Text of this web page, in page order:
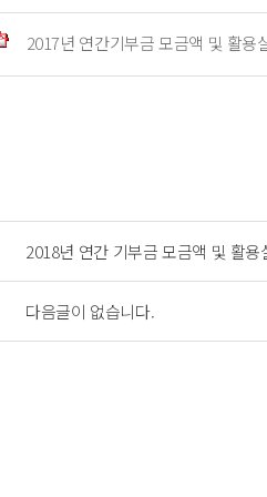
2017년 연간기부금 모금액 및 활
2018년 연간 기부금 모금액 및 활용
다음글이 없습니다.